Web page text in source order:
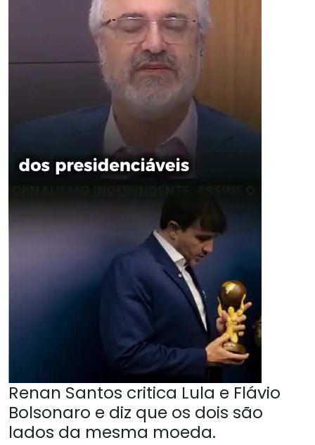
Renan Santos critica Lula e Flávio
Bolsonaro e diz que os dois são
lados da mesma moeda.